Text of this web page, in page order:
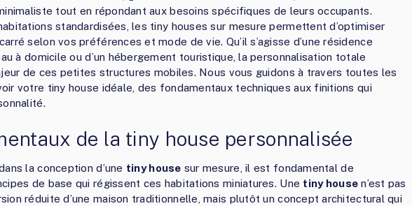
tout en répondant aux besoins spécifiques de leurs occupants.
standardisées, les tiny houses sur mesure permettent d’optimiser
selon vos préférences et mode de vie. Qu’il s’agisse d’une résidence
à domicile ou d’un hébergement touristique, la personnalisation totale
de ces petites structures mobiles. Nous vous guidons à travers toutes les
votre tiny house idéale, des fondamentaux techniques aux finitions qui
de la tiny house personnalisée
la conception d’une tiny house sur mesure, il est fondamental de
de base qui régissent ces habitations miniatures. Une tiny house n’est pas
réduite d’une maison traditionnelle, mais plutôt un concept architectural qui